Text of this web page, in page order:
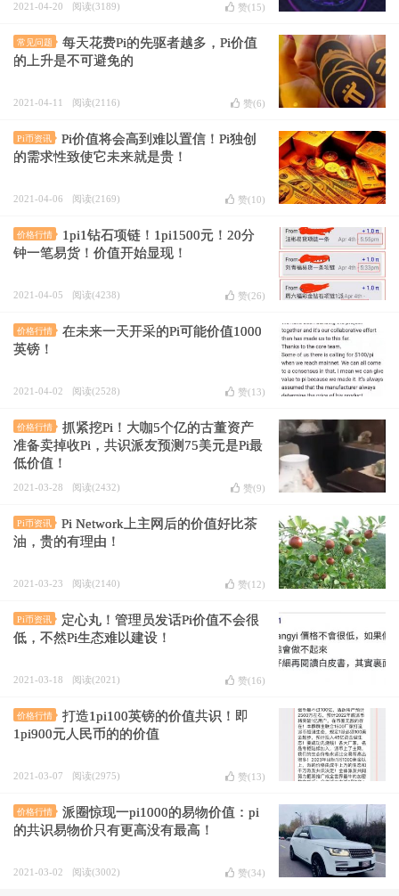
2021-04-20 阅读(3189) 赞(15)
常见问题
每天花费Pi的先驱者越多，Pi价值
的上升是不可避免的
2021-04-11 阅读(2116) 赞(6)
Pi币资讯
Pi价值将会高到难以置信！Pi独创
的需求性致使它未来就是贵！
2021-04-06 阅读(2169) 赞(10)
价格行情
1pi1钻石项链！1pi1500元！20分
钟一笔易货！价值开始显现！
2021-04-05 阅读(4238) 赞(26)
价格行情
在未来一天开采的Pi可能价值1000
英镑！
2021-04-02 阅读(2528) 赞(13)
价格行情
抓紧挖Pi！大咖5个亿的古董资产
准备卖掉收Pi，共识派友预测75美元是Pi最
低价值！
2021-03-28 阅读(2432) 赞(9)
Pi币资讯
Pi Network上主网后的价值好比茶
油，贵的有理由！
2021-03-23 阅读(2140) 赞(12)
Pi币资讯
定心丸！管理员发话Pi价值不会很
低，不然Pi生态难以建设！
2021-03-18 阅读(2021) 赞(16)
价格行情
打造1pi100英镑的价值共识！即
1pi900元人民币的的价值
2021-03-07 阅读(2975) 赞(13)
价格行情
派圈惊现一pi1000的易物价值：pi
的共识易物价只有更高没有最高！
2021-03-02 阅读(3002) 赞(34)